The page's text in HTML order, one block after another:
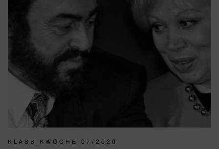
KLASSIKWOCHE 07/2020